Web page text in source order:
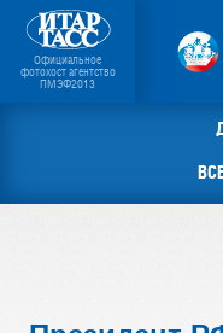
Официальное
фотохост агентство
ПМЭФ2013